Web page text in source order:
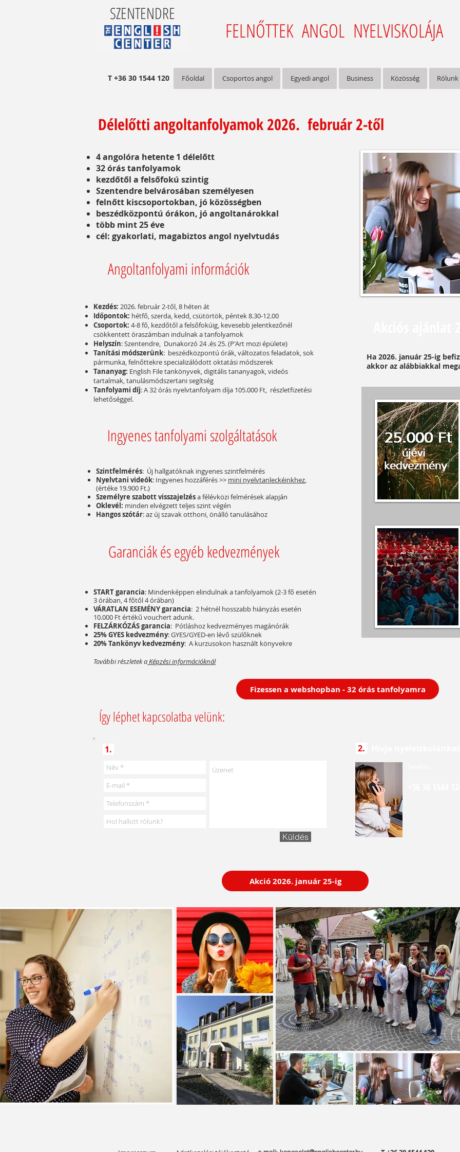
SZENTENDRE
FELNŐTTEK ANGOL NYELVISKOLÁJA
T +36 30 1544 120 Főoldal Csoportos angol Egyedi angol Business Közösség Rólunk
Délelőtti angoltanfolyamok 2026. február 2-től
4 angolóra hetente 1 délelőtt
32 órás tanfolyamok
kezdőtől a felsőfokú szintig
Szentendre belvárosában személyesen
felnőtt kiscsoportokban, jó közösségben
beszédközpontú órákon, jó angoltanárokkal
több mint 25 éve
cél: gyakorlati, magabiztosangol nyelvtudás
Angoltanfolyami információk
Kezdés: 2026. február 2-től, 8 héten át
Időpontok: hétfő, szerda, kedd, csütörtök, péntek 8.30-12.00
Csoportok: 4-8 fő, kezdőtől a felsőfokúig, kevesebb jelentkezőnél
csökkentett óraszámban indulnak a tanfolyamok
Helyszín: Szentendre, Dunakorzó 24 .és 25. (P'Art mozi épülete)
Tanítási módszerünk: beszédközpontú órák, változatos feladatok, sok
pármunka, felnőttekre specializálódott oktatási módszerek
Tananyag: English File tankönyvek, digitális tananyagok, videós
tartalmak, tanulásmódszertani segítség
Tanfolyami díj: A 32 órás nyelvtanfolyam díja 105.000 Ft, részletfizetési
lehetőséggel.
Ha 2026. január 25-ig
akkor az alábbiakkal
Ingyenes tanfolyami szolgáltatások
Szintfelmérés: Új hallgatóknak ingyenes szintfelmérés
Nyelvtani videók: Ingyenes hozzáférés >> mini nyelvtanleckéinkhez,
(értéke 19.900 Ft.)
Személyre szabott visszajelzésa félévközi felmérések alapján
Oklevél: minden elvégzett teljes szint végén
Hangos szótár: az új szavak otthoni, önálló tanulásához
Garanciák és egyéb kedvezmények
START garancia: Mindenképpen elindulnak a tanfolyamok (2-3 fő esetén
3 órában, 4 főtől 4 órában)
VÁRATLAN ESEMÉNY garancia: 2 hétnél hosszabb hiányzás esetén
10.000 Ft értékű vouchert adunk.
FELZÁRKÓZÁS garancia: Pótláshoz kedvezményes magánórák
25% GYES kedvezmény: GYES/GYED-en lévő szülőknek
20% Tankönyv kedvezmény: A kurzusokon használt könyvekre
További részletek aKépzési információknál
Fizessen a webshopban - 32 órás tanfolyamra
Így léphet kapcsolatba velünk:
1.
Küldés
2.
Akció 2026. január 25-ig